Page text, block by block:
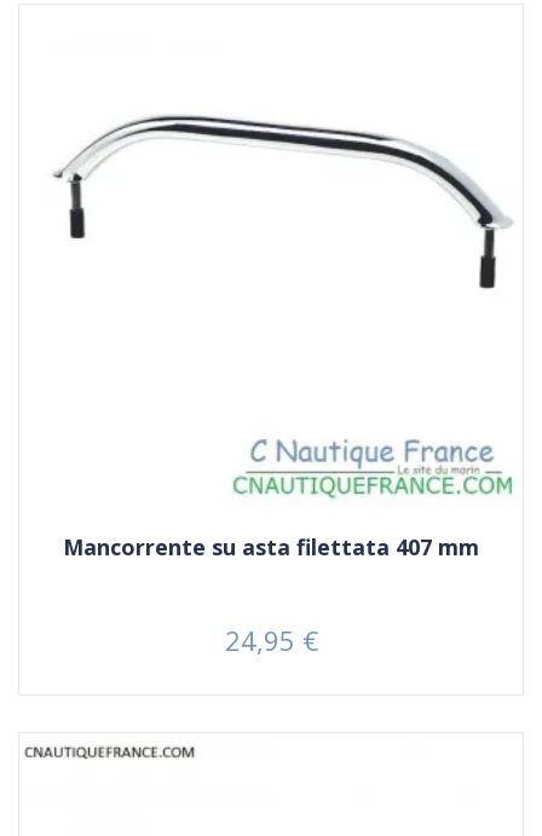
Mancorrente su asta filettata 407 mm
Prezzo
24,95 €